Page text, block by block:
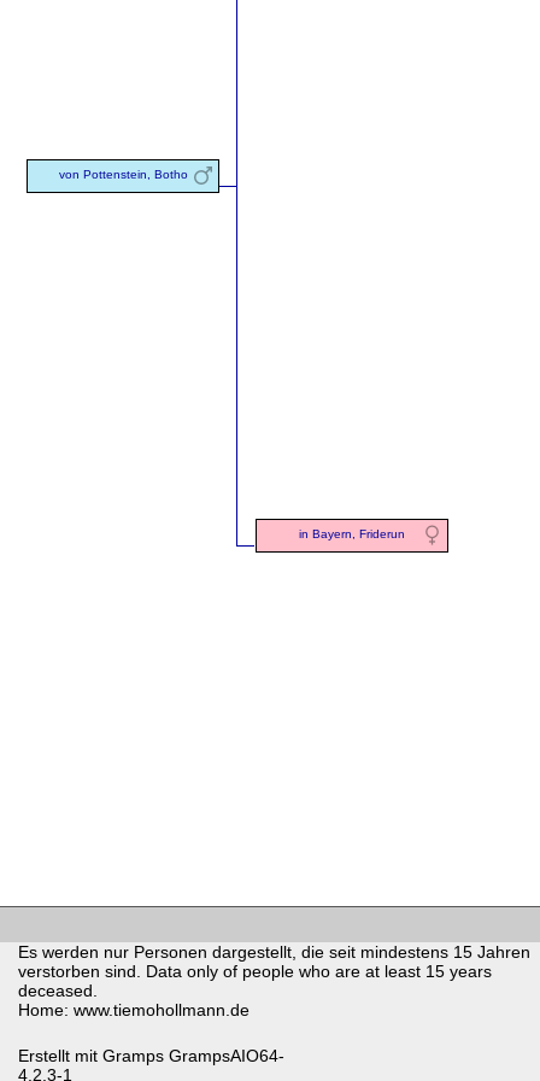
von Pottenstein, Botho
in Bayern, Friderun
Es werden nur Personen dargestellt, die seit mindestens 15 Jahren
verstorben sind. Data only of people who are at least 15 years
deceased.
Home: www.tiemohollmann.de
Erstellt mit Gramps GrampsAIO64-
4.2.3-1